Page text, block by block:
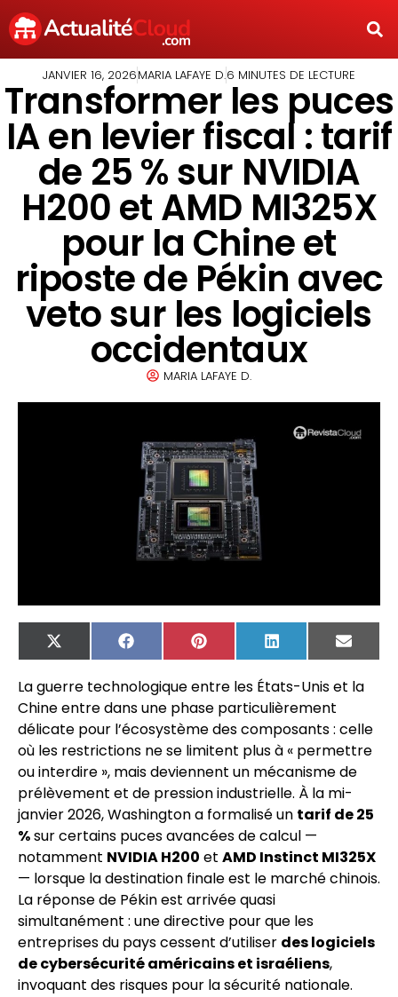
JANVIER 16, 2026MARIA LAFAYE D.6 MINUTES DE LECTURE
Transformer les puces
IA en levier fiscal : tarif
de 25 % sur NVIDIA
H200 et AMD MI325X
pour la Chine et
riposte de Pékin avec
veto sur les logiciels
occidentaux
MARIA LAFAYE D.
X
(Twitter)
FacebookPinterest LinkedIn
Email
La guerre technologique entre les États-Unis et la
Chine entre dans une phase particulièrement
délicate pour l’écosystème des composants : celle
où les restrictions ne se limitent plus à « permettre
ou interdire », mais deviennent un mécanisme de
prélèvement et de pression industrielle. À la mi-
janvier 2026, Washington a formalisé un tarif de 25
%sur certains puces avancées de calcul —
notamment NVIDIA H200 et AMD Instinct MI325X
— lorsque la destination finale est le marché chinois.
La réponse de Pékin est arrivée quasi
simultanément : une directive pour que les
entreprises du pays cessent d’utiliser des logiciels
de cybersécurité américains et israéliens,
invoquant des risques pour la sécurité nationale.